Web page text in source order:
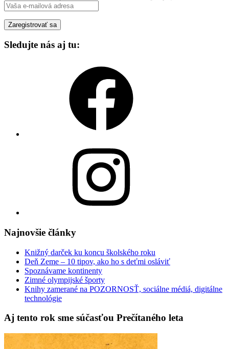
Sledujte nás aj tu:
Najnovšie články
Knižný darček ku koncu školského roku
Deň Zeme – 10 tipov, ako ho s deťmi osláviť
Spoznávame kontinenty
Zimné olympijské športy
Knihy zamerané na POZORNOSŤ, sociálne médiá, digitálne
technológie
Aj tento rok sme súčasťou Prečítaného leta